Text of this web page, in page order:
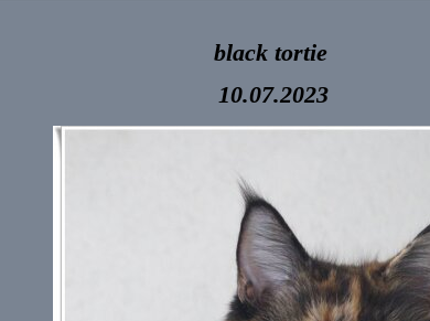
black tortie
10.07.2023